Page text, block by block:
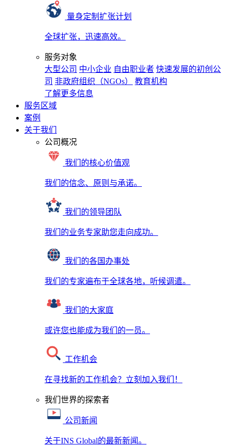
量身定制扩张计划
全球扩张，迅速高效。
服务对象
大型公司 中小企业 自由职业者 快速发展的初创公
司 非政府组织（NGOs）
教育机构
了解更多信息
服务区域
案例
关于我们
公司概况
我们的核心价值观
我们的信念、原则与承诺。
我们的领导团队
我们的业务专家助您走向成功。
我们的各国办事处
我们的专家遍布于全球各地，听候调遣。
我们的大家庭
或许您也能成为我们的一员。
工作机会
在寻找新的工作机会？立刻加入我们！
我们世界的探索者
公司新闻
关于INS Global的最新新闻。